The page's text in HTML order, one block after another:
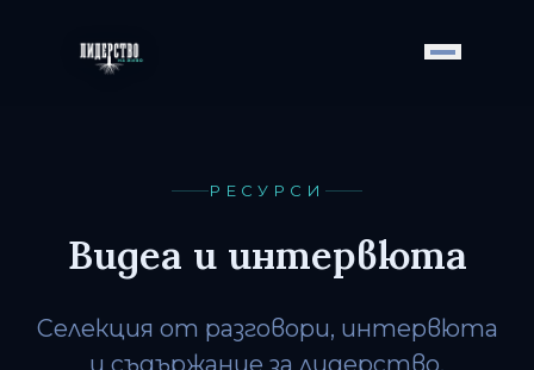
РЕСУРСИ
Видеа и интервюта
Селекция от разговори, интервюта
и съдържание за лидерство,